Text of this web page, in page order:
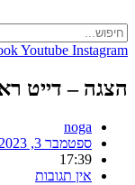
to
content
Youtube Instagram
הצגה – דייט
noga
ספטמבר 3, 2023
17:39
אין תגובות